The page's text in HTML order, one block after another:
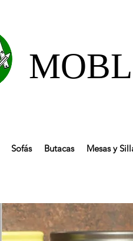
Sofás Butacas Mesas y